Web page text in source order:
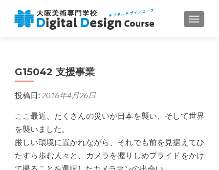
ナビゲ
G15042 支援事業
投稿日: 2016年4月26日
ここ最近、たくさんの災いが日本を襲い、そして世界
を襲いました。
厳しい環境に置かれながら、それでも前を見据えてひ
たすら歩む人々と、カメラを握りしめプライドをかけ